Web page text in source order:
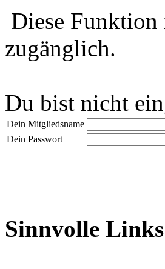
Diese
zugänglich.
Du bist nicht
Dein Mitgliedsname
Dein Passwort
Sinnvolle Links